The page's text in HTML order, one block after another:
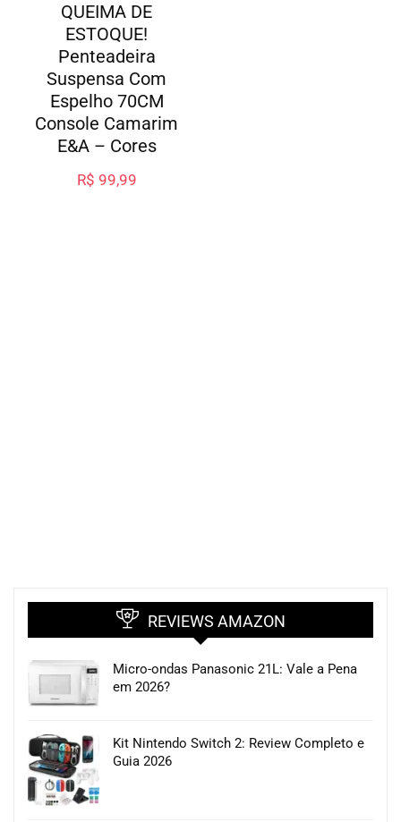
QUEIMA DE
ESTOQUE!
Penteadeira
Suspensa Com
Espelho 70CM
Console Camarim
E&A – Cores
R$ 99,99
REVIEWS AMAZON
Micro-ondas Panasonic 21L: Vale a Pena
em 2026?
Kit Nintendo Switch 2: Review Completo e
Guia 2026